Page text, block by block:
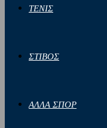
ΤΕΝΙΣ
ΣΤΙΒΟΣ
ΑΛΛΑ ΣΠΟΡ